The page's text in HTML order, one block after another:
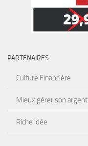
PARTENAIRES
Culture Financière
Mieux gérer son argent
Riche idée